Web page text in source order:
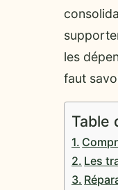
les
faut
Table
Les